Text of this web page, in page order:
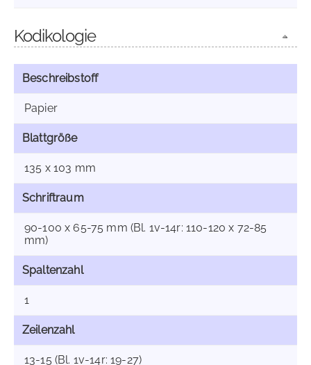
Kodikologie
Beschreibstoff
Papier
Blattgröße
135 x 103 mm
Schriftraum
90-100 x 65-75 mm (Bl. 1v-14r: 110-120 x 72-85
mm)
Spaltenzahl
1
Zeilenzahl
13-15 (Bl. 1v-14r: 19-27)